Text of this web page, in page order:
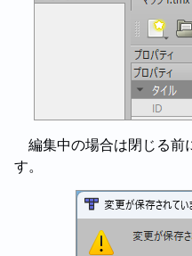
編集中の場合は閉じる前
す。